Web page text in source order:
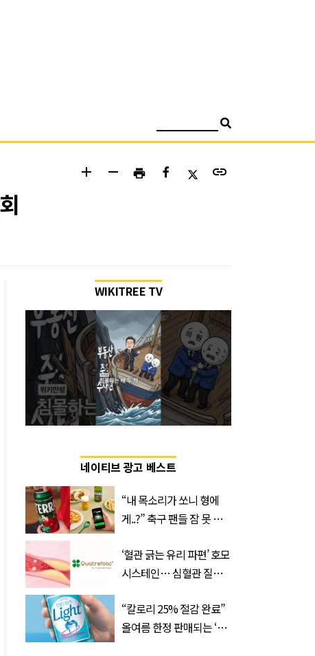
add remove print link
WIKITREE TV
네이티브 광고 베스트
“내 목소리가 쏘니 형에
게..?” 축구 팬들 잠 못 들
트
‘혈관 긁는 유리 파편’ 호모
시스테인… 심혈관 질환
“칼로리 25% 절감 완료”
올여름 한정 판매되는 ‘최